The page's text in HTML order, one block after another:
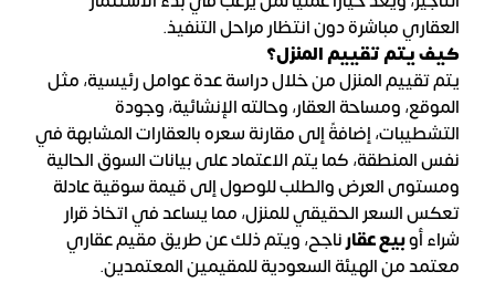
العقاري مباشرة دون انتظار مراحل التنفيذ.
كيف يتم تقييم المنزل؟
يتم تقييم المنزل من خلال دراسة عدة عوامل رئيسية، مثل
الموقع، ومساحة العقار، وحالته الإنشائية، وجودة
التشطيبات، إضافةً إلى مقارنة سعره بالعقارات المشابهة في
نفس المنطقة، كما يتم الاعتماد على بيانات السوق الحالية
ومستوى العرض والطلب للوصول إلى قيمة سوقية عادلة
تعكس السعر الحقيقي للمنزل، مما يساعد في اتخاذ قرار
شراء أوبيع عقارناجح، ويتم ذلك عن طريق مقيم عقاري
معتمد من الهيئة السعودية للمقيمين المعتمدين.